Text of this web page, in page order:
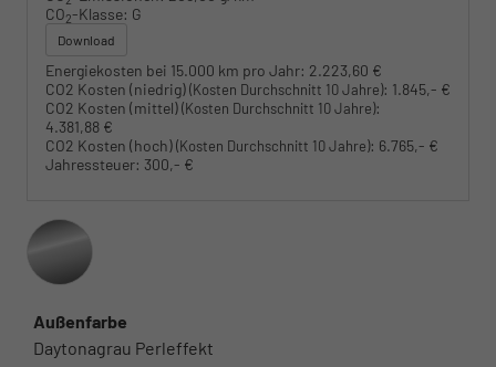
CO2-Klasse: G
Download
Energiekosten bei 15.000 km pro Jahr: 2.223,60 €
CO2 Kosten (niedrig)(Kosten Durchschnitt 10 Jahre): 1.845,- €
CO2 Kosten (mittel)(Kosten Durchschnitt 10 Jahre):
4.381,88 €
CO2 Kosten (hoch)(Kosten Durchschnitt 10 Jahre): 6.765,- €
Jahressteuer: 300,- €
Außenfarbe
Daytonagrau Perleffekt